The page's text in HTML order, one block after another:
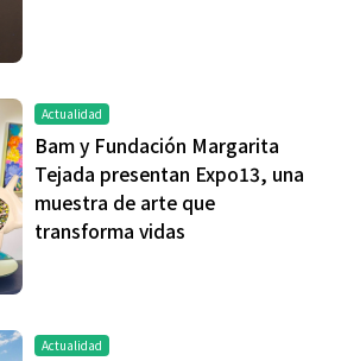
Actualidad
Bam y Fundación Margarita
Tejada presentan Expo13, una
muestra de arte que
transforma vidas
Actualidad